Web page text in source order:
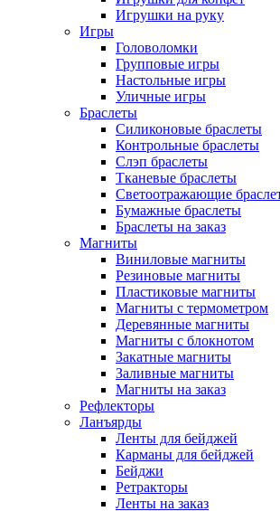
Игрушки на руку
Игры
Головоломки
Групповые игры
Настольные игры
Уличные игры
Браслеты
Силиконовые браслеты
Контрольные браслеты
Слэп браслеты
Тканевые браслеты
Светоотражающие
Бумажные браслеты
Браслеты на заказ
Магниты
Виниловые магниты
Резиновые магниты
Пластиковые магниты
Магниты с термометром
Деревянные магниты
Магниты с блокнотом
Закатные магниты
Заливные магниты
Магниты на заказ
Рефлекторы
Ланъярды
Ленты для бейджей
Карманы для бейджей
Бейджи
Ретракторы
Ленты на заказ